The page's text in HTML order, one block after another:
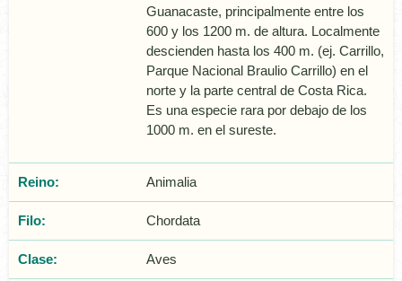
Guanacaste, principalmente entre los
600 y los 1200 m. de altura. Localmente
descienden hasta los 400 m. (ej. Carrillo,
Parque Nacional Braulio Carrillo) en el
norte y la parte central de Costa Rica.
Es una especie rara por debajo de los
1000 m. en el sureste.
Reino: Animalia
Filo: Chordata
Clase: Aves